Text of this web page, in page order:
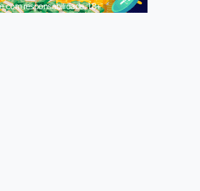
com responsabilidade. 18+